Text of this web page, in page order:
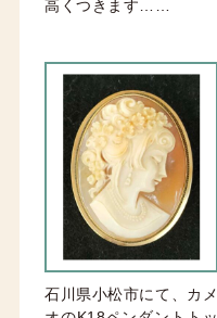
高くつきます……
石川県小松市にて、カメ